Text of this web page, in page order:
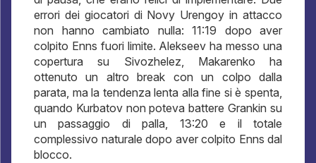
errori dei giocatori di Novy Urengoy in attacco
non hanno cambiato nulla: 11:19 dopo aver
colpito Enns fuori limite. Alekseev ha messo una
copertura su Sivozhelez, Makarenko ha
ottenuto un altro break con un colpo dalla
parata, ma la tendenza lenta alla fine si è spenta,
quando Kurbatov non poteva battere Grankin su
un passaggio di palla, 13:20 e il totale
complessivo naturale dopo aver colpito Enns dal
blocco.